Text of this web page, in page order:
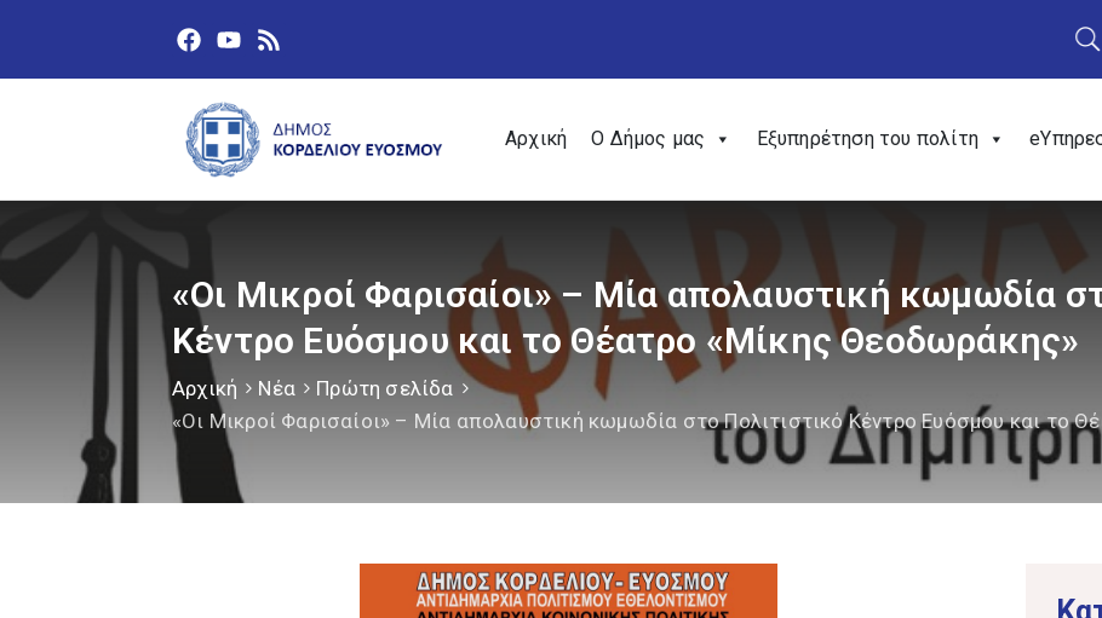
Αρχική Ο Δήμος μας Εξυπηρέτηση του πολίτη
«Οι Μικροί Φαρισαίοι» – Μία απολαυστική κωμωδία
Κέντρο Ευόσμου και το Θέατρο «Μίκης Θεοδωράκης»
Αρχική Νέα
Πρώτη σελίδα
«Οι Μικροί Φαρισαίοι» – Μία απολαυστική κωμωδία στο Πολιτιστικό Κέντρο Ευόσμου και το